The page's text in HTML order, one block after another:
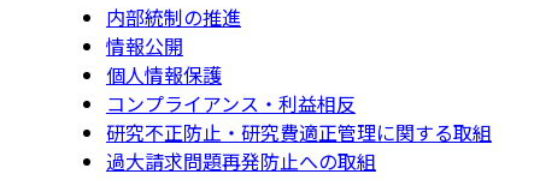
内部統制の推進
情報公開
個人情報保護
コンプライアンス・利益相反
研究不正防止・研究費適正管理に関する取組
過大請求問題再発防止への取組